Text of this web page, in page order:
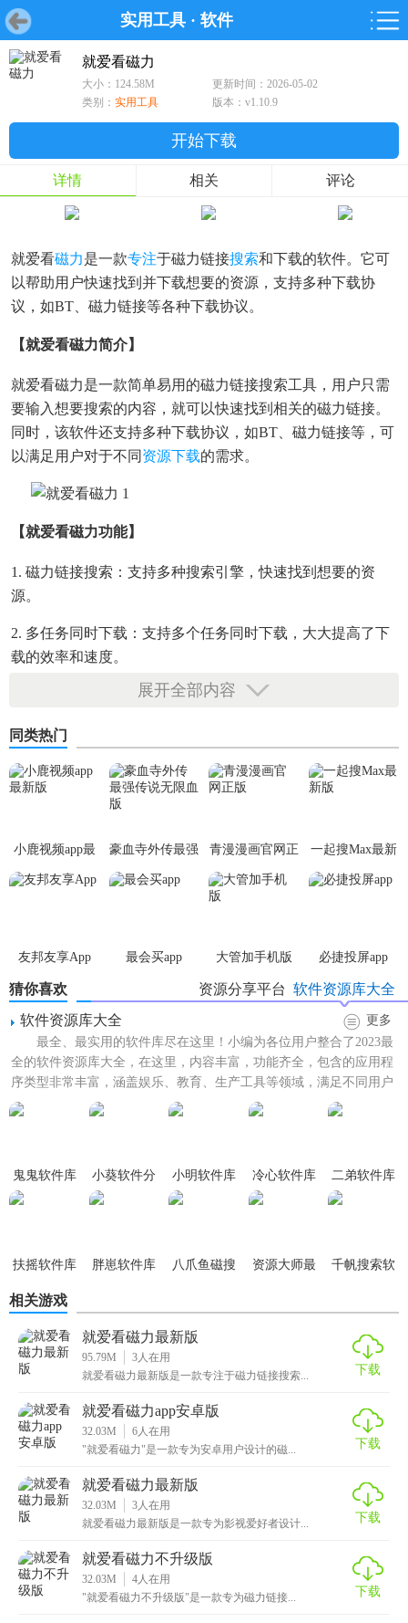
实用工具 · 软件
首页 游戏
首页 游戏 软件 鸿蒙
游戏
鸿蒙
软件
就爱看磁力
大小：124.58M
更新时间：2026-05-02
类别： 实用工具 版本：v1.10.9
开始下载
详情 相关 评论
就爱看磁力是一款专注于磁力链接搜索和下载的软件。它可
以帮助用户快速找到并下载想要的资源，支持多种下载协
议，如BT、磁力链接等各种下载协议。
【就爱看磁力简介】
就爱看磁力是一款简单易用的磁力链接搜索工具，用户只需
要输入想要搜索的内容，就可以快速找到相关的磁力链接。
同时，该软件还支持多种下载协议，如BT、磁力链接等，可
以满足用户对于不同 资源下载的需求。
【就爱看磁力功能】
1. 磁力链接搜索：支持多种搜索引擎，快速找到想要的资
源。
2. 多任务同时下载：支持多个任务同时下载，大大提高了下
载的效率和速度。
3. 下载任务管理：支持下载任务管理，方便用户对已下载和
的文件进行控制和管理。
内容并自动解析多种链接格式。
【就爱看磁力玩法】
2. 点击搜索按钮，即可快速找到相关的磁力链接。
3.选择想要下载的资源，点击下载按钮即可开始下载。同时
还可以对下载的文件进行管理、编辑等操作。
4. 如果需要限制下载速度或同时进行多个任务下载，可以开
启相应的功能。
磁力是一个不错的选择。它不仅支持多种搜索引擎和下载协
议，还具有多种实用的功能和亮点，可以满足用户对于不同
资源下载的需求。如果你需要更高级的功能或更全面的资源
库，也可以考虑其他类似的软件如迅雷、比特彗星等。
展开全部内容
同类热门
小鹿视频app最
新版
豪血寺外传最强
传说无限血版
青漫漫画官网正
版
一起搜Max最新
版
友邦友享App 最会买app 大管加手机版 必捷投屏app
猜你喜欢 软件资源库大全
资源分享平台
软件资源库大全
更多
最全、最实用的软件库尽在这里！小编为各位用户整合了2023最
全的软件资源库大全，在这里，内容丰富，功能齐全，包含的应用程
序类型非常丰富，涵盖娱乐、教育、生产工具等领域，满足不同用户
的各种需求，这些应用...
鬼鬼软件库
小葵软件分
小明软件库 冷心软件库 二弟软件库
扶摇软件库 胖崽软件库 八爪鱼磁搜
资源大师最
千帆搜索软
相关游戏
就爱看磁力最新版
95.79M 3 人在用
就爱看磁力最新版是一款专注于磁力链接搜索...
下载
就爱看磁力app安卓版
32.03M 6 人在用
"就爱看磁力"是一款专为安卓用户设计的磁...
下载
就爱看磁力最新版
32.03M 3 人在用
就爱看磁力最新版是一款专为影视爱好者设计...
下载
就爱看磁力不升级版
32.03M 4 人在用
"就爱看磁力不升级版"是一款专为磁力链接...
下载